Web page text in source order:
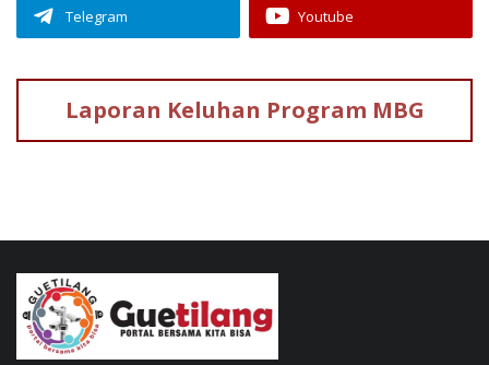
Telegram Youtube
Laporan Keluhan Program MBG